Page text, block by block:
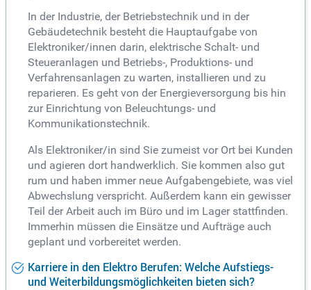
In der Industrie, der Betriebstechnik und in der
Gebäudetechnik besteht die Hauptaufgabe von
Elektroniker/innen darin, elektrische Schalt- und
Steueranlagen und Betriebs-, Produktions- und
Verfahrensanlagen zu warten, installieren und zu
reparieren. Es geht von der Energieversorgung bis hin
zur Einrichtung von Beleuchtungs- und
Kommunikationstechnik.
Als Elektroniker/in sind Sie zumeist vor Ort bei Kunden
und agieren dort handwerklich. Sie kommen also gut
rum und haben immer neue Aufgabengebiete, was viel
Abwechslung verspricht. Außerdem kann ein gewisser
Teil der Arbeit auch im Büro und im Lager stattfinden.
Immerhin müssen die Einsätze und Aufträge auch
geplant und vorbereitet werden.
Karriere in den Elektro Berufen: Welche Aufstiegs-
und Weiterbildungsmöglichkeiten bieten sich?